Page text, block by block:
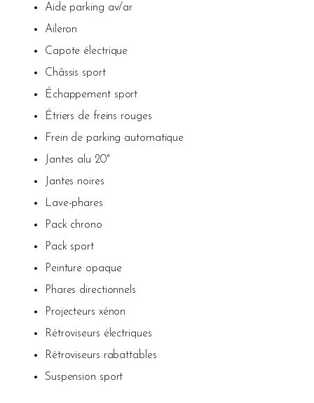
Aide parking av/ar
Aileron
Capote électrique
Châssis sport
Échappement sport
Étriers de freins rouges
Frein de parking automatique
Jantes alu 20"
Jantes noires
Lave-phares
Pack chrono
Pack sport
Peinture opaque
Phares directionnels
Projecteurs xénon
Rétroviseurs électriques
Rétroviseurs rabattables
Suspension sport